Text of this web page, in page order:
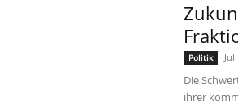
Politik
Die
ihrer